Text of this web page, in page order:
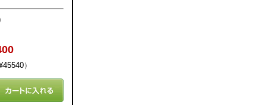
）